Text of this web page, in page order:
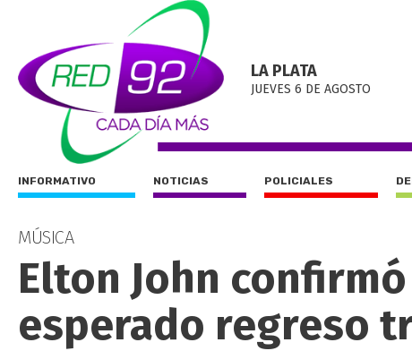
LA PLATA
JUEVES 6 DE AGOSTO
INFORMATIVO NOTICIAS POLICIALES
MÚSICA
Elton John
esperado regreso